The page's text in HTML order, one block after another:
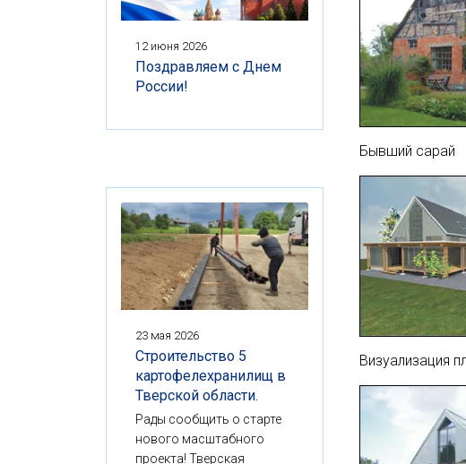
Бывший сарай
Визуализация
12 июня 2026
Поздравляем с Днем
России!
23 мая 2026
Строительство 5
картофелехранилищ в
Тверской области.
Рады сообщить о старте
нового масштабного
проекта! Тверская